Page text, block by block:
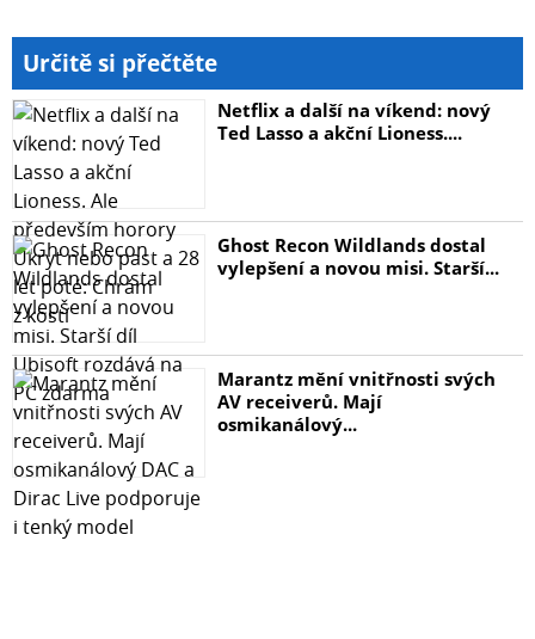
Určitě si přečtěte
Netflix a další na víkend: nový
Ted Lasso a akční Lioness....
Ghost Recon Wildlands dostal
vylepšení a novou misi. Starší...
Marantz mění vnitřnosti svých
AV receiverů. Mají
osmikanálový...